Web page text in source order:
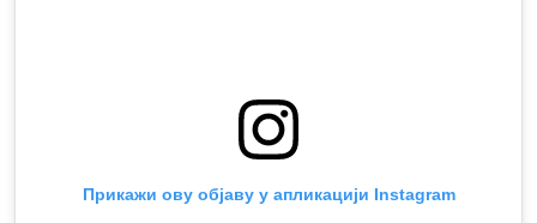
Прикажи ову објаву у апликацији Instagram